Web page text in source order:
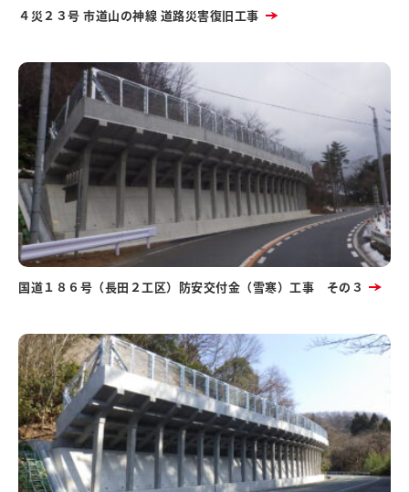
４災２３号 市道山の神線 道路災害復旧工事
国道１８６号（長田２工区）防安交付金（雪寒）工事 その３